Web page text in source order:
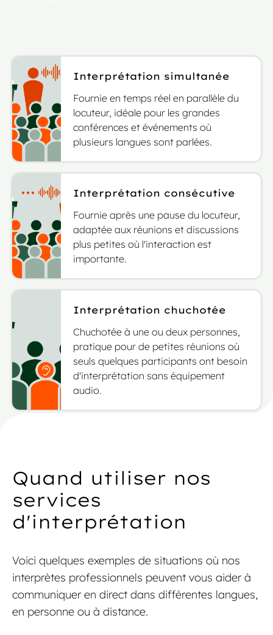
Interprétation simultanée
Fournie en temps réel en parallèle du
locuteur, idéale pour les grandes
conférences et événements où
plusieurs langues sont parlées.
Interprétation consécutive
Fournie après une pause du locuteur,
adaptée aux réunions et discussions
plus petites où l'interaction est
importante.
Interprétation chuchotée
Chuchotée à une ou deux personnes,
pratique pour de petites réunions où
seuls quelques participants ont besoin
d'interprétation sans équipement
audio.
Quand utiliser nos
services
d'interprétation
Voici quelques exemples de situations où nos
interprètes professionnels peuvent vous aider à
communiquer en direct dans différentes langues,
en personne ou à distance.